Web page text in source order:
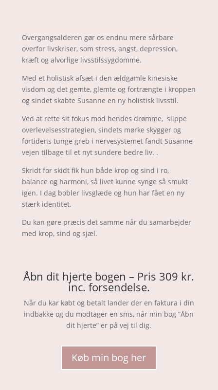
Overgangsalderen gør os endnu mere sårbare
overfor livskriser, som stress, angst, depression,
kræft og alvorlige livsstilssygdomme.
Med et holistisk afsæt i den ældgamle kinesiske
visdom og det gemte, glemte og fortrængte i kroppen
og sindet skabte Susanne en ny holistisk livsstil.
Ved at rette sit fokus mod hendes drømme, slippe
overlevelsesstrategien, sindets mørke skygger og
fortidens tunge greb i nervesystemet fandt Susanne
vejen tilbage til et nyt sundere bedre liv. .
Skridt for skidt fik hun både krop og sind i ro,
balance og harmoni, så livet kunne synge så smukt
igen. I dag bobler livsglæde og hun har fået en ny
stærk identitet.
Du kan gøre præcis det samme når du samarbejder
med krop, sind og sjæl.
Åbn dit hjerte bogen – Pris 309 kr.
inc. forsendelse.
Når du kar købt og betalt lander der en faktura i din
indbakke og du modtager en sms, når min bog “Åbn
dit hjerte” er på vej til dig.
Køb min bog her